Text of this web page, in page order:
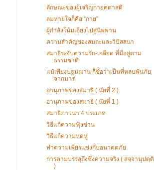
ลักษณะของผู้เจริญกายคตาสติ
ลมหายใจก็คือ “กาย”
ผู้กำลังโน้มเอียงไปสู่นิพพาน
ความสำคัญของสมถะและวิปัสสนา
สมาธิระงับความรัก-เกลียด ที่มีอยู่ตาม
ธรรมชาติ
แม้เพียงปฐมฌาน ก็ชื่อว่าเป็นที่หลบพ้นภัย
จากมาร
อานุภาพของสมาธิ ( นัยที่ 2 )
อานุภาพของสมาธิ ( นัยที่ 1 )
สมาธิภาวนา 4 ประเภท
วิธีแก้ความฟุ้งซ่าน
วิธีแก้ความหดหู่
ทำความเพียรแข่งกับอนาคตภัย
การตามบรรลุถึงซึ่งความจริง ( สจฺจานุปตฺติ
)